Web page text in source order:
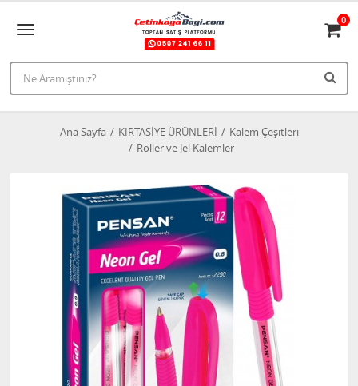
0
Ana Sayfa KIRTASİYE ÜRÜNLERİ
Kalem Çeşitleri
Roller ve Jel Kalemler